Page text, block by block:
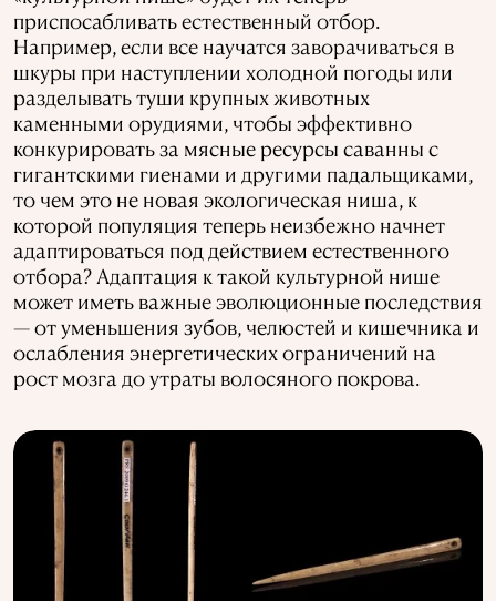
приспосабливать естественный отбор.
Например, если все научатся заворачиваться в
шкуры при наступлении холодной погоды или
разделывать туши крупных животных
каменными орудиями, чтобы эффективно
конкурировать за мясные ресурсы саванны с
гигантскими гиенами и другими падальщиками,
то чем это не новая экологическая ниша, к
которой популяция теперь неизбежно начнет
адаптироваться под действием естественного
отбора? Адаптация к такой культурной нише
может иметь важные эволюционные последствия
— от уменьшения зубов, челюстей и кишечника и
ослабления энергетических ограничений на
рост мозга до утраты волосяного покрова.